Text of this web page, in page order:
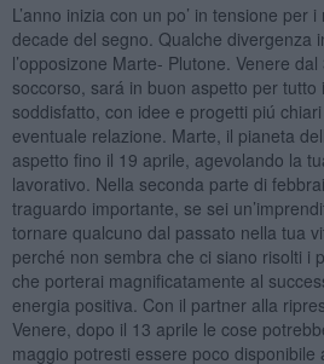
L’anno inizia con un po’ in tensione per
decade del segno. Qualche divergenza
l’opposizone Marte- Plutone. Venere
soccorso, sará in buon aspetto per tutto
soddisfatto, con idee e progetti piú
eventuale relazione. Marte, il pianeta
aspetto fino il 19 aprile, agevolando la
lavorativo. Nella seconda parte di
traguardo importante, se sei
tornare qualcuno dal passato nella tua
perché non sembra che ci siano risolti i
che porterai magnificatamente al
energia positiva. Con il partner alla
Venere, dopo il 13 aprile le cose
maggio potresti essere poco disponibile